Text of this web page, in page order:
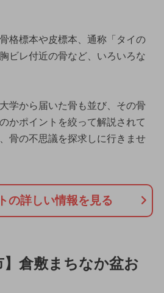
格標本や皮標本、通称「タイの
ビレ付近の骨など、いろいろな
学から届いた骨も並び、その骨
かポイントを絞って解説されて
骨の不思議を探求しに行きませ
の詳しい情報を見る
】倉敷まちなか盆お